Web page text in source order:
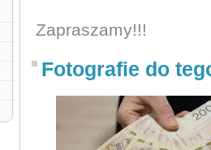
Zapraszamy!!!
Fotografie do